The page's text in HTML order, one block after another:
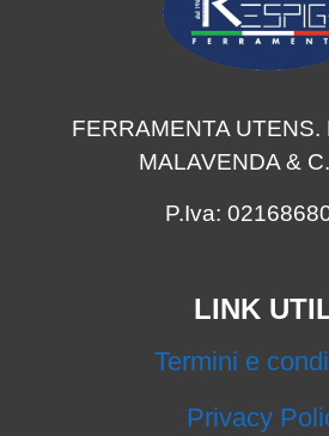
FERRAMENTA UTENS.
MALAVENDA &
P.Iva:
LINK
Termini e
Privacy